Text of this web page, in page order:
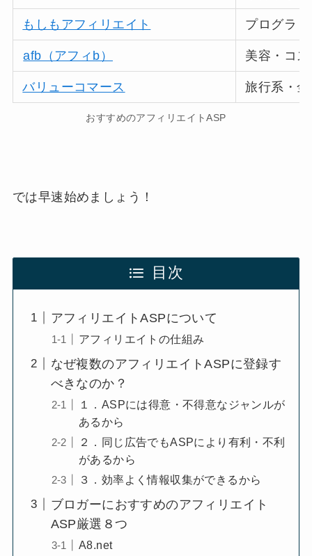
もしもアフィリエイト プログラ
afb（アフィb） 美容・コ
バリューコマース 旅行系・
おすすめのアフィリエイトASP
では早速始めましょう！
目次
アフィリエイトASPについて
アフィリエイトの仕組み
なぜ複数のアフィリエイトASPに登録す
べきなのか？
１．ASPには得意・不得意なジャンルが
あるから
２．同じ広告でもASPにより有利・不利
があるから
３．効率よく情報収集ができるから
ブロガーにおすすめのアフィリエイト
ASP厳選８つ
A8.net